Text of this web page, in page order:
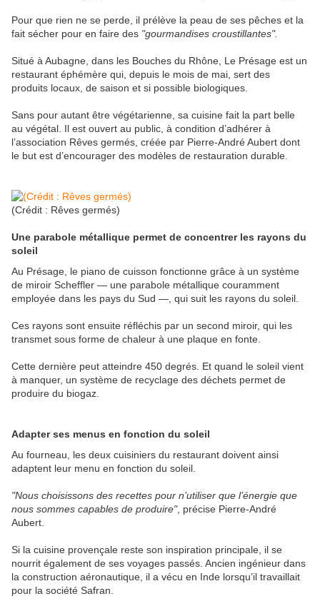
Pour que rien ne se perde, il prélève la peau de ses pêches et la
fait sécher pour en faire des "gourmandises croustillantes".
Situé à Aubagne, dans les Bouches du Rhône, Le Présage est un
restaurant éphémère qui, depuis le mois de mai, sert des
produits locaux, de saison et si possible biologiques.
Sans pour autant être végétarienne, sa cuisine fait la part belle
au végétal. Il est ouvert au public, à condition d’adhérer à
l’association Rêves germés, créée par Pierre-André Aubert dont
le but est d’encourager des modèles de restauration durable.
(Crédit : Rêves germés)
Une parabole métallique permet de concentrer les rayons du
soleil
Au Présage, le piano de cuisson fonctionne grâce à un système
de miroir Scheffler — une parabole métallique couramment
employée dans les pays du Sud —, qui suit les rayons du soleil.
Ces rayons sont ensuite réfléchis par un second miroir, qui les
transmet sous forme de chaleur à une plaque en fonte.
Cette dernière peut atteindre 450 degrés. Et quand le soleil vient
à manquer, un système de recyclage des déchets permet de
produire du biogaz.
Adapter ses menus en fonction du soleil
Au fourneau, les deux cuisiniers du restaurant doivent ainsi
adaptent leur menu en fonction du soleil.
"Nous choisissons des recettes pour n’utiliser que l’énergie que
nous sommes capables de produire", précise Pierre-André
Aubert.
Si la cuisine provençale reste son inspiration principale, il se
nourrit également de ses voyages passés. Ancien ingénieur dans
la construction aéronautique, il a vécu en Inde lorsqu’il travaillait
pour la société Safran.